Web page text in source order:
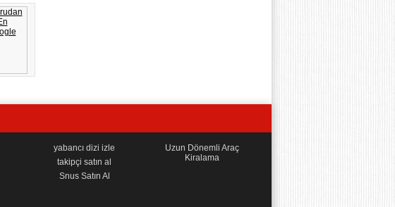
yabancı dizi izle
takipçi satın al
Snus Satın Al
Uzun Dönemli Araç
Kiralama